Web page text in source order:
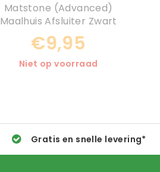
Matstone (Advanced)
Maalhuis Afsluiter Zwart
€9,95
Niet op voorraad
Gratis en snelle levering*